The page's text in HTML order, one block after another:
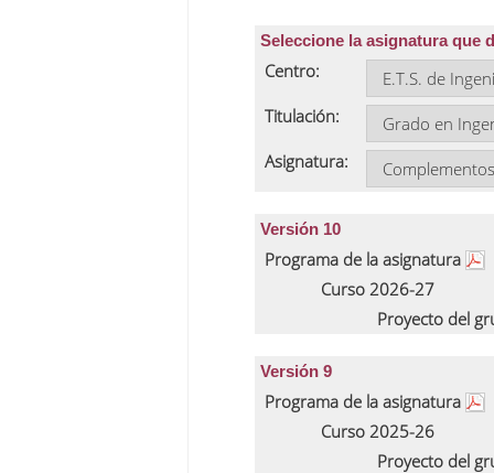
Seleccione la asignatura que
Centro:
Titulación:
Asignatura:
Versión 10
Programa de la asignatura
Curso 2026-27
Proyecto del
Versión 9
Programa de la asignatura
Curso 2025-26
Proyecto del